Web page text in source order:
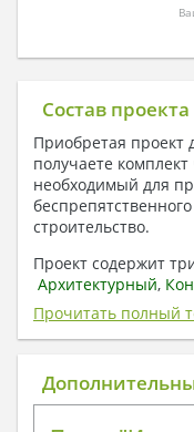
Состав проекта
Приобретая проект
получаете
необходимый для
строительство.
Проект содержит
Архитектурный,
отопление,
электроснабжение
плату) +
1. Архитектурный
Прочитать полный